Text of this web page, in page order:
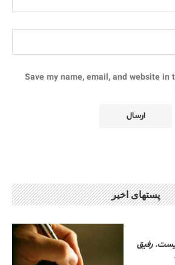
Save my name, email, and website in
پستهای اخیر
رفیق